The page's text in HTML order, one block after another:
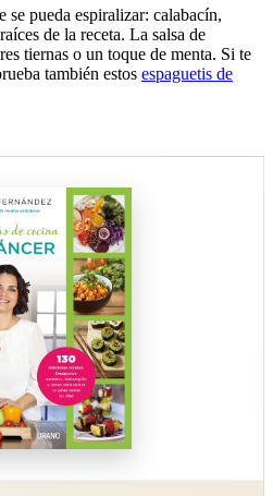
pueda espiralizar: calabacín,
de la receta. La salsa de
tiernas o un toque de menta. Si te
también estos espaguetis de